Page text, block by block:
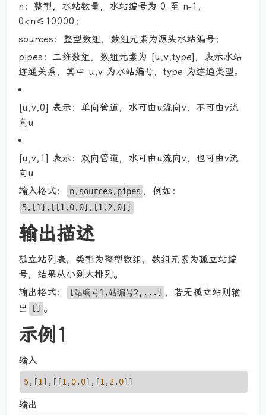
n：整型，水站数量，水站编号为 0 至 n−1，
0<n≤10000；
sources：整型数组，数组元素为源头水站编号；
pipes：二维数组，数组元素为 [u,v,type]，表示水站
连通关系，其中 u,v 为水站编号，type 为连通类型。
[u,v,0] 表示：单向管道，水可由u流向v，不可由v流
向u
[u,v,1] 表示：双向管道，水可由u流向v，也可由v流
向u
输入格式：
n,sources,pipes ，例如：
5,[1],[[1,0,0],[1,2,0]]
输出描述
孤立站列表，类型为整型数组，数组元素为孤立站编
号，结果从小到大排列。
输出格式：
[站编号1,站编号2,...]
，若无孤立站则输
出
[] 。
示例1
输入
5,[1 ],[[1 , 0, 0],[1 , 2 , 0]]
输出